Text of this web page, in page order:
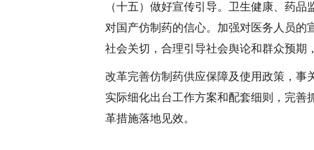
（十五）做好宣传引导。 卫生健康、药品
对国产仿制药的信心。加强对医务人员
社会关切，合理引导社会舆论和群众预期
改革完善仿制药供应保障及使用政策，事
实际细化出台工作方案和配套细则，完
革措施落地见效。